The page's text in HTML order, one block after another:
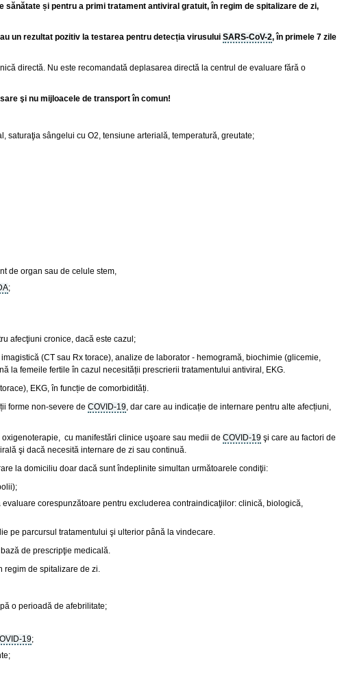
sănătate și pentru a primi tratament antiviral gratuit, în regim de spitalizare de zi,
un rezultat pozitiv la testarea pentru detecția virusului SARS-CoV-2, în primele 7 zile
directă. Nu este recomandată deplasarea directă la centrul de evaluare fără o
şi nu mijloacele de transport în comun!
saturaţia sângelui cu O2, tensiune arterială, temperatură, greutate;
de organ sau de celule stem,
;
afecţiuni cronice, dacă este cazul;
(CT sau Rx torace), analize de laborator - hemogramă, biochimie (glicemie,
la femeile fertile în cazul necesității prescrierii tratamentului antiviral, EKG.
EKG, în funcție de comorbidități.
forme non-severe de COVID-19, dar care au indicație de internare pentru alte afecțiuni,
cu manifestări clinice uşoare sau medii de COVID-19 şi care au factori de
şi dacă necesită internare de zi sau continuă.
la domiciliu doar dacă sunt îndeplinite simultan următoarele condiţii:
corespunzătoare pentru excluderea contraindicaţiilor: clinică, biologică,
pe parcursul tratamentului şi ulterior până la vindecare.
de prescripţie medicală.
regim de spitalizare de zi.
o perioadă de afebrilitate;
19;